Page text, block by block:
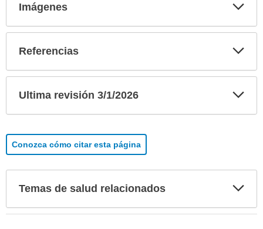
Imágenes
Referencias
Ultima revisión 3/1/2026
Conozca cómo citar esta página
Temas de salud relacionados